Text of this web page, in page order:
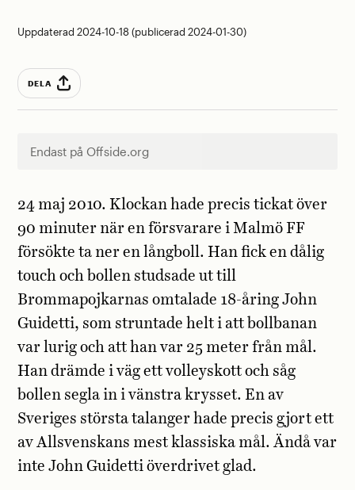
Uppdaterad 2024-10-18 (publicerad 2024-01-30)
DELA
Endast på Offside.org
24 maj 2010. Klockan hade precis tickat över
90 minuter när en försvarare i Malmö FF
försökte ta ner en långboll. Han fick en dålig
touch och bollen studsade ut till
Brommapojkarnas omtalade 18-åring John
Guidetti, som struntade helt i att bollbanan
var lurig och att han var 25 meter från mål.
Han drämde i väg ett volleyskott och såg
bollen segla in i vänstra krysset. En av
Sveriges största talanger hade precis gjort ett
av Allsvenskans mest klassiska mål. Ändå var
inte John Guidetti överdrivet glad.